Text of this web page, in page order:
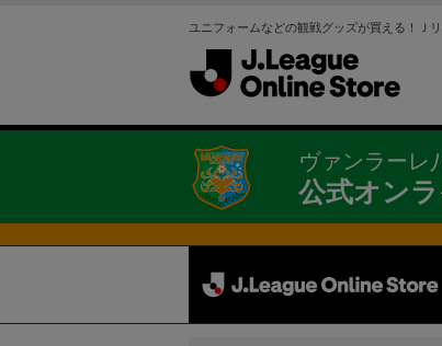
ユニフォームなどの観戦グッズが買える！Ｊ
ヴァンラーレ
公式オン